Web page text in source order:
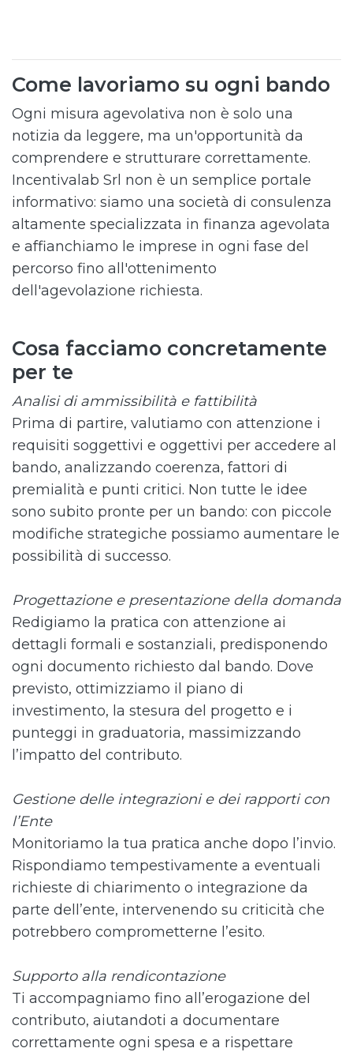
Come lavoriamo su ogni bando
Ogni misura agevolativa non è solo una
notizia da leggere, ma un'opportunità da
comprendere e strutturare correttamente.
Incentivalab Srl non è un semplice portale
informativo: siamo una società di consulenza
altamente specializzata in finanza agevolata
e affianchiamo le imprese in ogni fase del
percorso fino all'ottenimento
dell'agevolazione richiesta.
Cosa facciamo concretamente
per te
Analisi di ammissibilità e fattibilità
Prima di partire, valutiamo con attenzione i
requisiti soggettivi e oggettivi per accedere al
bando, analizzando coerenza, fattori di
premialità e punti critici. Non tutte le idee
sono subito pronte per un bando: con piccole
modifiche strategiche possiamo aumentare le
possibilità di successo.
Progettazione e presentazione della domanda
Redigiamo la pratica con attenzione ai
dettagli formali e sostanziali, predisponendo
ogni documento richiesto dal bando. Dove
previsto, ottimizziamo il piano di
investimento, la stesura del progetto e i
punteggi in graduatoria, massimizzando
l’impatto del contributo.
Gestione delle integrazioni e dei rapporti con
l’Ente
Monitoriamo la tua pratica anche dopo l’invio.
Rispondiamo tempestivamente a eventuali
richieste di chiarimento o integrazione da
parte dell’ente, intervenendo su criticità che
potrebbero comprometterne l’esito.
Supporto alla rendicontazione
Ti accompagniamo fino all’erogazione del
contributo, aiutandoti a documentare
correttamente ogni spesa e a rispettare